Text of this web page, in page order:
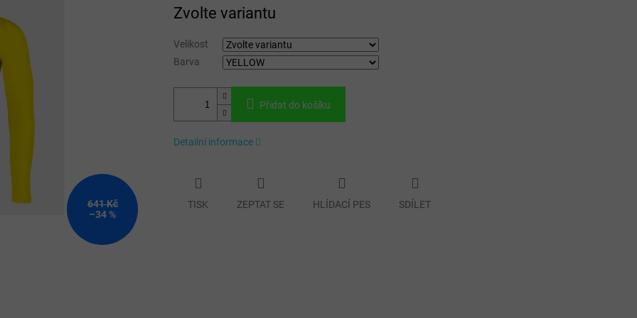
641 Kč
–34 %
cena:
Zvolte variantu
Velikost
Barva
Přidat do košíku
Detailní informace
TISK ZEPTAT SE HLÍDACÍ PES SDÍLET